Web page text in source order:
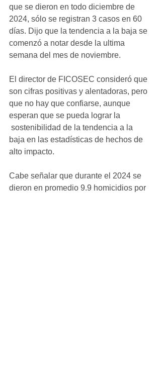
que se dieron en todo diciembre de
2024, sólo se registran 3 casos en 60
días. Dijo que la tendencia a la baja se
comenzó a notar desde la ultima
semana del mes de noviembre.
El director de FICOSEC consideró que
son cifras positivas y alentadoras, pero
que no hay que confiarse, aunque
esperan que se pueda lograr la
sostenibilidad de la tendencia a la
baja en las estadísticas de hechos de
alto impacto.
Cabe señalar que durante el 2024 se
dieron en promedio 9.9 homicidios por